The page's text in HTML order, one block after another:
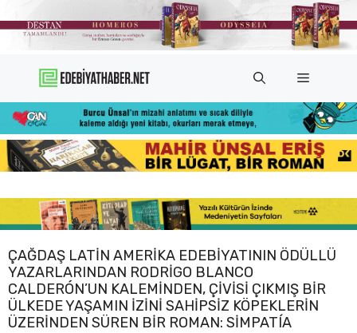
atla
Menü
ÇAĞDAŞ LATIN AMERIKA EDEBIYATININ ÖDÜLLÜ
YAZARLARINDAN RODRIGO BLANCO
CALDERÓN’UN KALEMINDEN, ÇIVISI ÇIKMIŞ BIR
ÜLKEDE YAŞAMIN IZINI SAHIPSIZ KÖPEKLERIN
ÜZERINDEN SÜREN BIR ROMAN: SIMPATÍA